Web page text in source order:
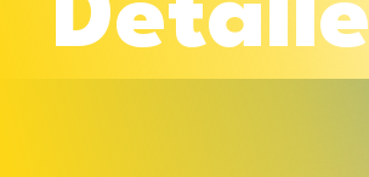
Detalle